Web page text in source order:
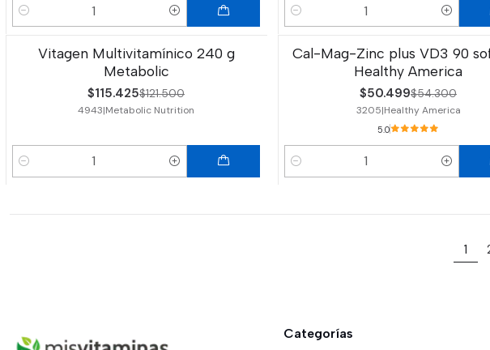
Cantidad Cantidad
-5%OFF
Vitagen Multivitamínico 240 g
Metabolic
$115.425$121.500
4943|Metabolic Nutrition
Cantidad
-7% OFF
Cal-Mag-Zinc plus VD3 90
Healthy America
$50.499$54.300
3205|Healthy America
5.0
Cantidad
1
Categorías